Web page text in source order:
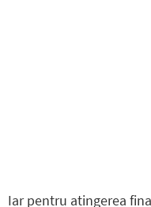
Iar pentru atingerea